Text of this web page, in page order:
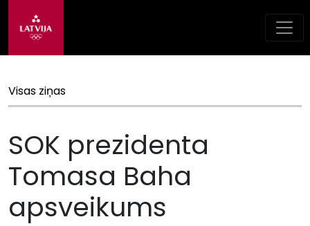
Visas ziņas
SOK prezidenta
Tomasa Baha
apsveikums